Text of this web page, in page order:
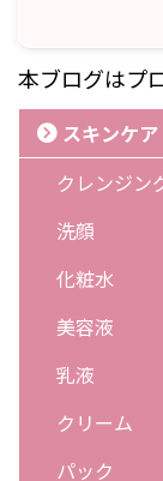
本ブログはプ
スキンケア
クレンジン
洗顔
化粧水
美容液
乳液
クリーム
パック